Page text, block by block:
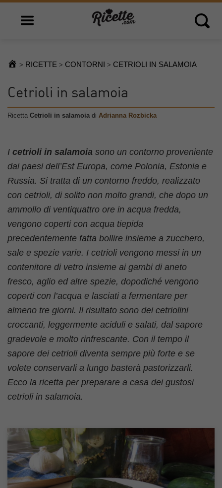
Open main menu Open
> RICETTE > CONTORNI > CETRIOLI IN SALAMOIA
Cetrioli in salamoia
Ricetta Cetrioli in salamoia di Adrianna Rozbicka
I cetrioli in salamoia sono un contorno proveniente
dai paesi dell’Est Europa, come Polonia, Estonia e
Russia. Si tratta di un contorno freddo, realizzato
con cetrioli, di solito non molto grandi, che dopo un
ammollo di ventiquattro ore in acqua fredda,
vengono coperti con acqua tiepida
precedentemente fatta bollire insieme a zucchero,
sale e spezie varie. I cetrioli vengono messi in un
contenitore di vetro insieme ai gambi di aneto
fresco, aglio ed altre spezie, dopodiché vengono
coperti con l’acqua e lasciati a fermentare per
almeno tre giorni. Il risultato sono dei cetriolini
croccanti, leggermente aciduli e salati, dal sapore
gradevole e molto rinfrescante. Con il tempo il
sapore dei cetrioli diventa sempre più forte e se
volete conservarli a lungo basterà pastorizzarli.
Ecco la ricetta per preparare a casa dei gustosi
cetrioli in salamoia.